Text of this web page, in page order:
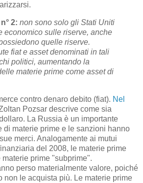
2: non sono solo gli Stati Uniti
economico sulle riserve, anche
quelle riserve.
fiat e asset denominati in tali
politici, aumentando la
materie prime come asset di
contro denaro debito (fiat). Nel
Pozsar descrive come sia
La Russia è un importante
di materie prime e le sanzioni hanno
merci. Analogamente ai mutui
del 2008, le materie prime
prime "subprime".
perso materialmente valore, poiché
non le acquista più. Le materie prime